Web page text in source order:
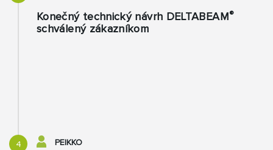
4
Konečný technický návrh DELTABEAM®
schválený zákazníkom
PEIKKO